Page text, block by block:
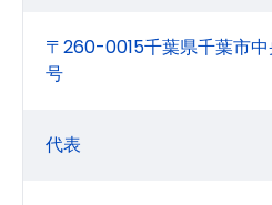
〒260-0015千葉県千葉市中
号
代表